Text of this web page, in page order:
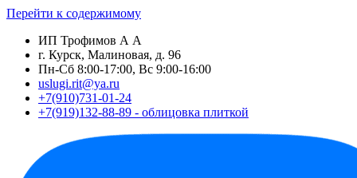
Перейти к содержимому
ИП Трофимов А А
г. Курск, Малиновая, д. 96
Пн-Сб 8:00-17:00, Вс 9:00-16:00
uslugi.rit@ya.ru
+7(910)731-01-24
+7(919)132-88-89 - облицовка плиткой